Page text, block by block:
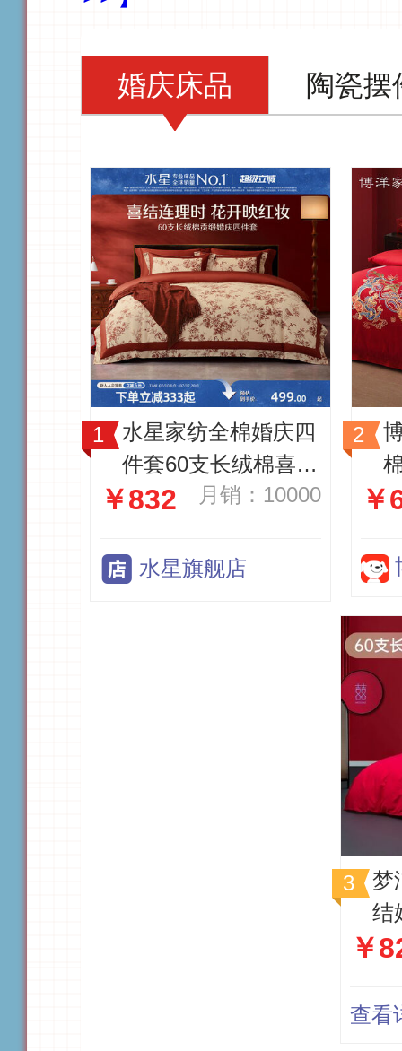
婚庆床品 陶瓷摆
水星家纺全棉婚庆四
件套60支长绒棉喜庆
红色结婚新中式婚嫁
￥832 月销：10000
水星旗舰店
￥
梦
结
疆
￥
查看